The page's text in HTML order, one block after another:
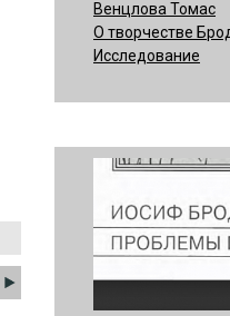
Венцлова Томас
О творчестве
Исследование